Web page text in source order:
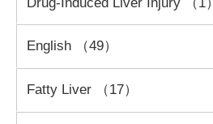
English （49）
Fatty Liver （17）